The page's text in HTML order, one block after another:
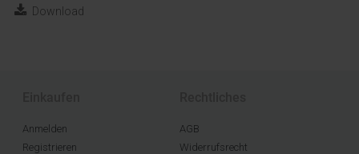
Download
Anmelden
Registrieren
AGB
Widerrufsrecht